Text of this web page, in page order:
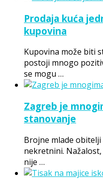
Prodaja kuća
kupovina
Kupovina može biti
postoji mnogo
se mogu …
Zagreb je
stanovanje
Brojne mlade
nekretnini.
nije …